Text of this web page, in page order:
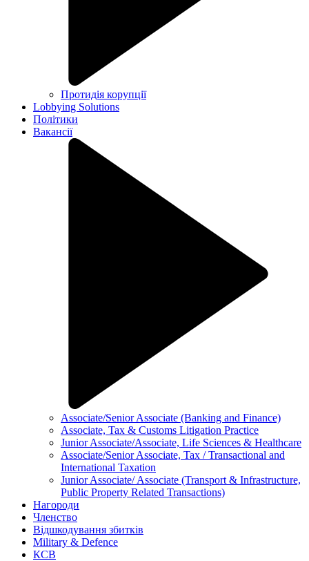
Протидія корупції
Lobbying Solutions
Політики
Вакансії
Associate/Senior Associate (Banking and Finance)
Associate, Tax & Customs Litigation Practice
Junior Associate/Associate, Life Sciences & Healthcare
Associate/Senior Associate, Tax / Transactional and
International Taxation
Junior Associate/ Associate (Transport & Infrastructure,
Public Property Related Transactions)
Нагороди
Членство
Відшкодування збитків
Military & Defence
КСВ